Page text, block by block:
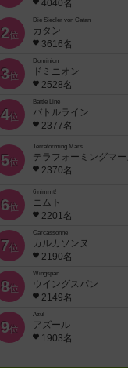
4040名
2位
Die Siedler von Catan
カタン
3616名
3位
Dominion
ドミニオン
2528名
4位
Battle Line
バトルライン
2377名
5位
Terraforming Mars
テラフォーミングマ
2370名
6位
6 nimmt!
ニムト
2201名
7位
Carcassonne
カルカソンヌ
2190名
8位
Wingspan
ウイングスパン
2149名
9位
Azul
アズール
1903名